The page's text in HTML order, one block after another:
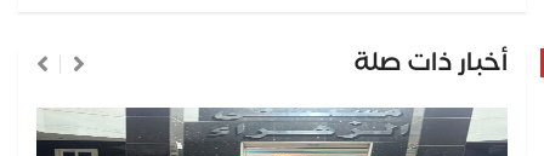
أخبار ذات صلة